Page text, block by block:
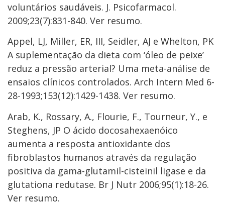
voluntários saudáveis. J. Psicofarmacol.
2009;23(7):831-840. Ver resumo.
Appel, LJ, Miller, ER, III, Seidler, AJ e Whelton, PK
A suplementação da dieta com ‘óleo de peixe’
reduz a pressão arterial? Uma meta-análise de
ensaios clínicos controlados. Arch Intern Med 6-
28-1993;153(12):1429-1438. Ver resumo.
Arab, K., Rossary, A., Flourie, F., Tourneur, Y., e
Steghens, JP O ácido docosahexaenóico
aumenta a resposta antioxidante dos
fibroblastos humanos através da regulação
positiva da gama-glutamil-cisteinil ligase e da
glutationa redutase. Br J Nutr 2006;95(1):18-26.
Ver resumo.